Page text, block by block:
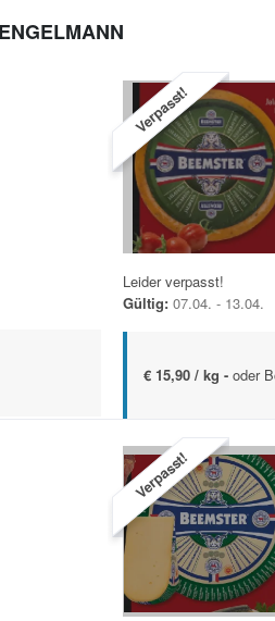
Verpasst!
Leider verpasst!
Gültig: 07.04. - 13.04.
€ 15,90 / kg - oder
Verpasst!